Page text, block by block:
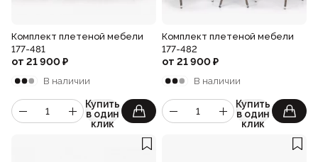
Комплект плетеной мебели
177-481
от 21 900₽
В наличии
Купить
в один
клик
Комплект плетеной мебели
177-482
от 21 900₽
В наличии
Купить
в один
клик